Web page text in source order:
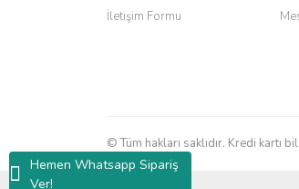
Hemen Whatsapp Sipariş
Ver!
Bu ürüne benzer farklı
İletişim Formu
© Tüm hakları saklıdır. Kredi kartı